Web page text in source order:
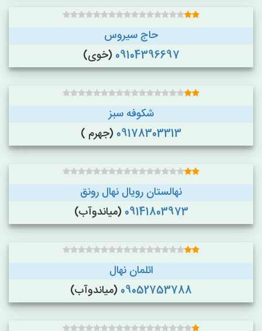
حاج سیروس
09104396697 (خوی)
شکوفه سبز
09178303313 (جهرم )
نهالستان رویال نهال رونق
09141803973 (میاندوآب)
ائلمان نهال
09052753788 (میاندوآب)